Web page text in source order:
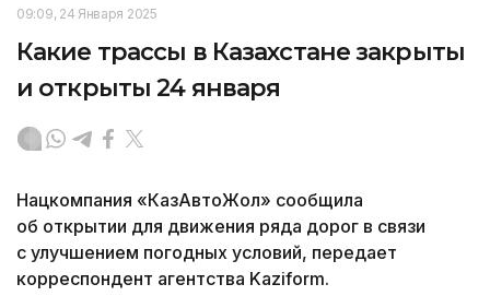
09:09, 24 Января 2025
Какие трассы в Казахстане закрыты
и открыты 24 января
Нацкомпания «КазАвтоЖол» сообщила
об открытии для движения ряда дорог в связи
с улучшением погодных условий, передает
корреспондент агентства Kaziform.